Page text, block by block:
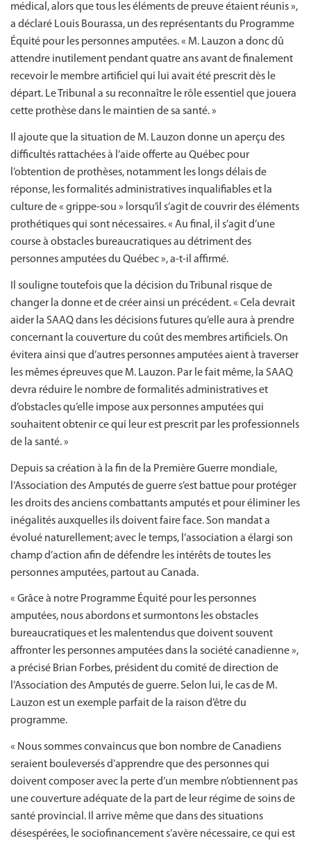
médical, alors que tous les éléments de preuve étaient réunis »,
a déclaré Louis Bourassa, un des représentants du Programme
Équité pour les personnes amputées. « M. Lauzon a donc dû
attendre inutilement pendant quatre ans avant de finalement
recevoir le membre artificiel qui lui avait été prescrit dès le
départ. Le Tribunal a su reconnaître le rôle essentiel que jouera
cette prothèse dans le maintien de sa santé. »
Il ajoute que la situation de M. Lauzon donne un aperçu des
difficultés rattachées à l’aide offerte au Québec pour
l’obtention de prothèses, notamment les longs délais de
réponse, les formalités administratives inqualifiables et la
culture de « grippe-sou » lorsqu’il s’agit de couvrir des éléments
prothétiques qui sont nécessaires. « Au final, il s’agit d’une
course à obstacles bureaucratiques au détriment des
personnes amputées du Québec », a-t-il affirmé.
Il souligne toutefois que la décision du Tribunal risque de
changer la donne et de créer ainsi un précédent. « Cela devrait
aider la SAAQ dans les décisions futures qu’elle aura à prendre
concernant la couverture du coût des membres artificiels. On
évitera ainsi que d’autres personnes amputées aient à traverser
les mêmes épreuves que M. Lauzon. Par le fait même, la SAAQ
devra réduire le nombre de formalités administratives et
d’obstacles qu’elle impose aux personnes amputées qui
souhaitent obtenir ce qui leur est prescrit par les professionnels
de la santé. »
Depuis sa création à la fin de la Première Guerre mondiale,
l’Association des Amputés de guerre s’est battue pour protéger
les droits des anciens combattants amputés et pour éliminer les
inégalités auxquelles ils doivent faire face. Son mandat a
évolué naturellement; avec le temps, l’association a élargi son
champ d’action afin de défendre les intérêts de toutes les
personnes amputées, partout au Canada.
« Grâce à notre Programme Équité pour les personnes
amputées, nous abordons et surmontons les obstacles
bureaucratiques et les malentendus que doivent souvent
affronter les personnes amputées dans la société canadienne »,
a précisé Brian Forbes, président du comité de direction de
l’Association des Amputés de guerre. Selon lui, le cas de M.
Lauzon est un exemple parfait de la raison d’être du
programme.
« Nous sommes convaincus que bon nombre de Canadiens
seraient bouleversés d’apprendre que des personnes qui
doivent composer avec la perte d’un membre n’obtiennent pas
une couverture adéquate de la part de leur régime de soins de
santé provincial. Il arrive même que dans des situations
désespérées, le sociofinancement s’avère nécessaire, ce qui est